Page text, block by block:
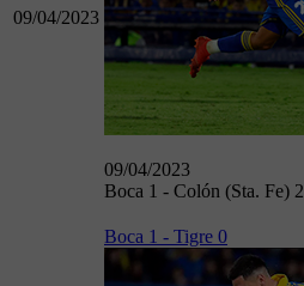
09/04/2023
09/04/2023
Boca 1 - Colón (Sta. Fe) 2
Boca 1 - Tigre 0